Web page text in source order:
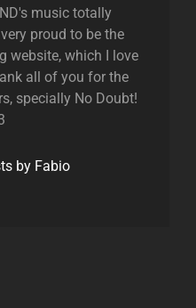
music totally
proud to be the
website, which I love
all of you for the
specially No Doubt!
by Fabio